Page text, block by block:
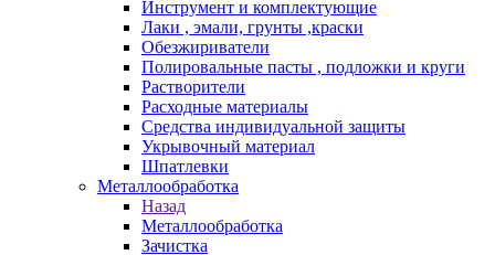
Инструмент и комплектующие
Лаки , эмали, грунты ,краски
Обезжириватели
Полировальные пасты , подложки и круги
Растворители
Расходные материалы
Средства индивидуальной защиты
Укрывочный материал
Шпатлевки
Металлообработка
Назад
Металлообработка
Зачистка